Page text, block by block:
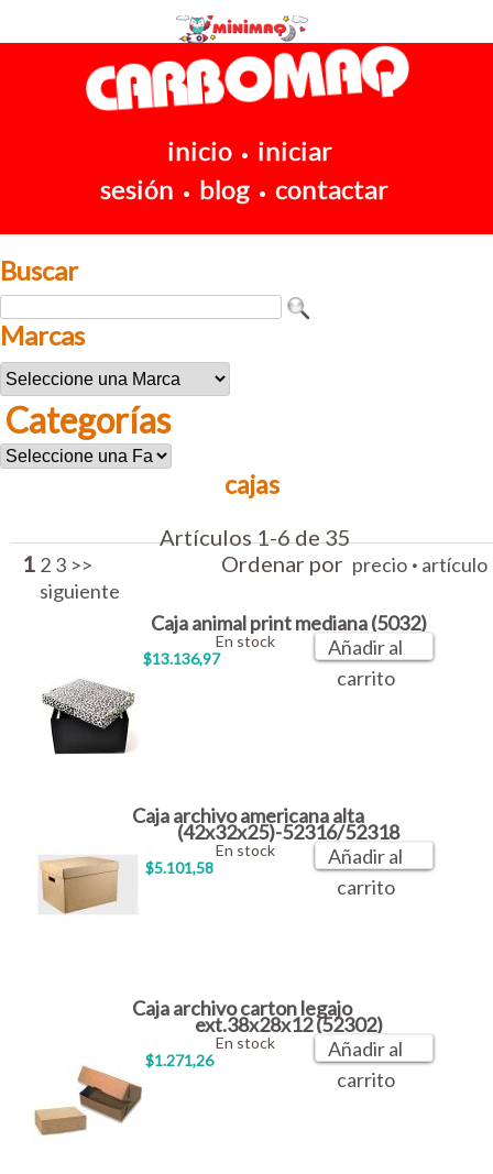
inicio • iniciar
sesión • blog • contactar
Buscar
Marcas
Categorías
cajas
Artículos 1-6 de 35
1 2 3 >>
siguiente
Ordenar por precio · artículo
Caja animal print mediana (5032)
$13.136,97
En stock
Añadir al
carrito
Caja archivo americana alta
(42x32x25)-52316/52318
$5.101,58
En stock
Añadir al
carrito
Caja archivo carton legajo
ext.38x28x12 (52302)
$1.271,26
En stock
Añadir al
carrito